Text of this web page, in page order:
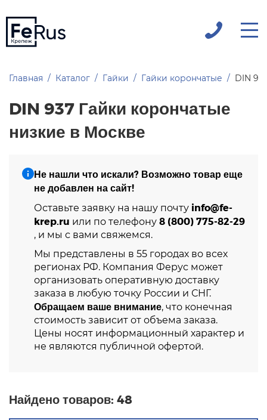
Главная Каталог Гайки Гайки корончатые DIN
DIN 937 Гайки корончатые
низкие в Москве
Не нашли что искали? Возможно товар еще
не добавлен на сайт!
Оставьте заявку на нашу почту info@fe-
krep.ru или по телефону 8 (800) 775-82-29
, и мы с вами свяжемся.
Мы представлены в 55 городах во всех
регионах РФ. Компания Ферус может
организовать оперативную доставку
заказа в любую точку России и СНГ.
Обращаем ваше внимание, что конечная
стоимость зависит от объема заказа.
Цены носят информационный характер и
не являются публичной офертой.
Найдено товаров: 48